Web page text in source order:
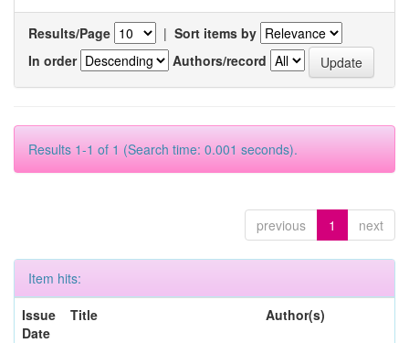
Results/Page | Sort items by
In order
Authors/record
Results 1-1 of 1 (Search time: 0.001 seconds).
previous 1 next
Item hits:
Issue
Date
Title Author(s)